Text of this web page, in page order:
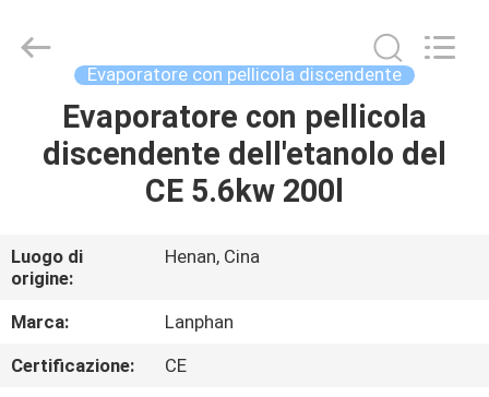
CASA
PRODOTTI
VIDEO
CIRCA
NOI
Lanphan
Industry
Evaporatore con pellicola discendente
Evaporatore con pellicola
discendente dell'etanolo del
CE 5.6kw 200l
Luogo di
origine:
Henan, Cina
Marca:
Lanphan
Certificazione:
CE